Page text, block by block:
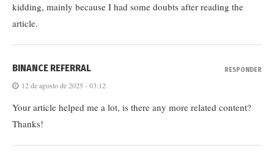
kidding, mainly because I had some doubts after reading the
article.
BINANCE REFERRAL
12 de agosto de 2025 - 03:12
Your article helped me a lot, is there any more related content?
Thanks!
RESPONDER